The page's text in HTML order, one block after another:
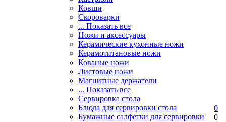
Ковши
Скороварки
... Показать все
Ножи и аксессуары
Керамические кухонные ножи
Керамотитановые ножи
Кованые ножи
Листовые ножи
Магнитные держатели
... Показать все
Сервировка стола
Блюда для сервировки стола
Бумажные салфетки для сервировки
0
0